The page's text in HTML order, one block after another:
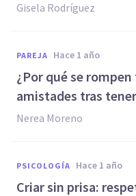
Gisela Rodríguez
PAREJA hace 1 año
¿Por qué se
amistades tras
Nerea Moreno
PSICOLOGÍA hace 1 año
Criar sin prisa: